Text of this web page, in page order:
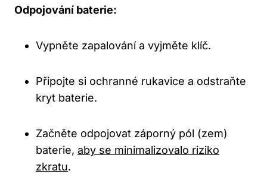
Odpojování baterie:
Vypněte zapalování a vyjměte klíč.
Připojte si ochranné rukavice a odstraňte
kryt baterie.
Začněte odpojovat záporný pól (zem)
baterie, aby se minimalizovalo riziko
zkratu.